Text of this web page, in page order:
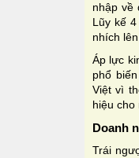
nhập về
Lũy kế
nhích
Áp lực
phổ
Việt vì
hiệu cho
Doanh
Trái